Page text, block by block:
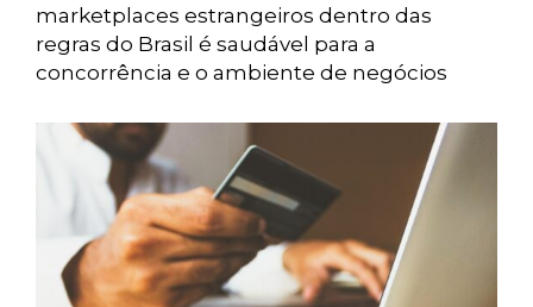
marketplaces estrangeiros dentro das
regras do Brasil é saudável para a
concorrência e o ambiente de negócios